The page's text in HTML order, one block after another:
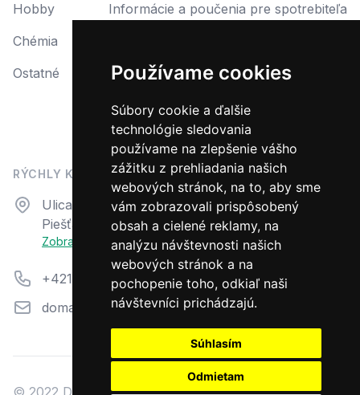
Používame cookies
Súbory cookie a ďalšie
technológie sledovania
používame na zlepšenie vášho
zážitku z prehliadania našich
webových stránok, na to, aby sme
vám zobrazovali prispôsobený
obsah a cielené reklamy, na
analýzu návštevnosti našich
webových stránok a na
pochopenie toho, odkiaľ naši
návštevníci prichádzajú.
Súhlasím
Odmietam
Hobby
Chémia
Ostatné
Informácie a poučenia pre spotrebiteľa
Reklamačný protokol
Formulár na odstúpenie od zmluvy
Odstúpiť od zmluvy tu
RÝCHLY KONTAKT
AdresaUlica N. Teslu 23
Piešťany, 92101
Zobraziť na mape
Telefón+421 33 7944 711
Emaildomazahrada@aquacentrum.sk
© 2022 Dom a záhrada